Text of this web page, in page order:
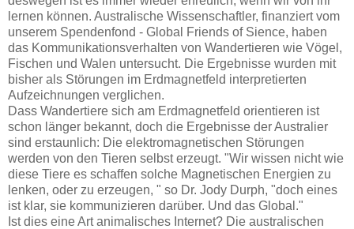
lernen können. Australische Wissenschaftler, finanziert vom
unserem Spendenfond - Global Friends of Sience, haben
das Kommunikationsverhalten von Wandertieren wie Vögel,
Fischen und Walen untersucht. Die Ergebnisse wurden mit
bisher als Störungen im Erdmagnetfeld interpretierten
Aufzeichnungen verglichen.
Dass Wandertiere sich am Erdmagnetfeld orientieren ist
schon länger bekannt, doch die Ergebnisse der Australier
sind erstaunlich: Die elektromagnetischen Störungen
werden von den Tieren selbst erzeugt. "Wir wissen nicht wie
diese Tiere es schaffen solche Magnetischen Energien zu
lenken, oder zu erzeugen, " so Dr. Jody Durph, "doch eines
ist klar, sie kommunizieren darüber. Und das Global."
Ist dies eine Art animalisches Internet? Die australischen